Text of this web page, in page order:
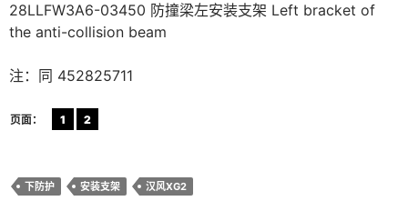
28LLFW3A6-03450 防撞梁左安装支架 Left bracket of
the anti-collision beam
注：同 452825711
页面： 1 2
下防护 安装支架 汉风XG2